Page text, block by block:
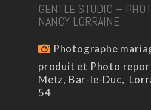
GENTLE STUDIO –
NANCY LORRAINE
Photographe
produit et Photo
Metz, Bar-le-Duc,
54